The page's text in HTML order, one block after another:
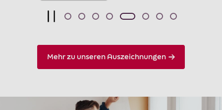
Mehr zu unseren Auszeichnungen